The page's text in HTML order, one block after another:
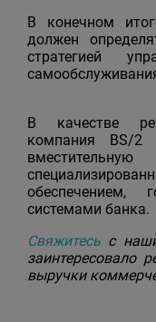
В конечном
должен
стратегией
В качестве
компания BS/2
системами банка.
Свяжитесь с
заинтересовало
выручки